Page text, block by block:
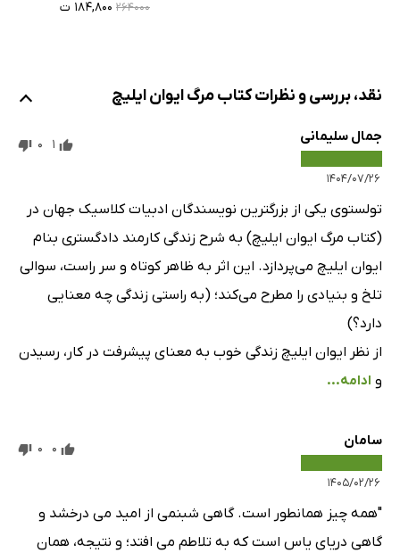
۲۶۴۰۰۰ ۱۸۴,۸۰۰ ت
نقد، بررسی و نظرات کتاب مرگ ایوان ایلیچ
جمال سلیمانی
۱۴۰۴/۰۷/۲۶
1
0
تولستوی یکی از بزرگترین نویسندگان ادبیات کلاسیک جهان در
(کتاب مرگ ایوان ایلیچ) به شرح زندگی کارمند دادگستری بنام
ایوان ایلیچ می‌پردازد. این اثر به ظاهر کوتاه و سر راست، سوالی
تلخ و بنیادی را مطرح می‌کند؛ (به راستی زندگی چه معنایی
دارد؟)
از نظر ایوان ایلیچ زندگی خوب به معنای پیشرفت در کار، رسیدن
و ادامه...
سامان
۱۴۰۵/۰۲/۲۶
0
0
"همه چیز همانطور است. گاهی شبنمی از امید می درخشد و
گاهی دریای یاس است که به تلاطم می افتد؛ و نتیجه، همان